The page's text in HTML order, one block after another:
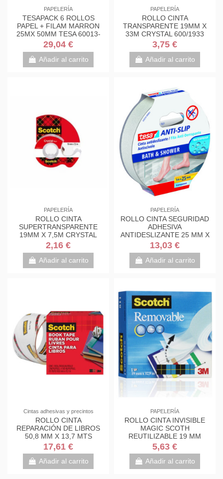
PAPELERÍA
TESAPACK 6 ROLLOS
PAPEL + FILAM MARRON
25MX 50MM TESA 60013-
00000-00
29,04 €
Añadir al carrito
PAPELERÍA
ROLLO CINTA
TRANSPARENTE 19MM X
33M CRYSTAL 600/1933
CAJA CARTÓN SCOTH
7100027387
3,75 €
Añadir al carrito
PAPELERÍA
ROLLO CINTA
SUPERTRANSPARENTE
19MM X 7,5M CRYSTAL
CON DISPENSADOR 6-
1975D SCOTH 7100086309
2,16 €
Añadir al carrito
PAPELERÍA
ROLLO CINTA SEGURIDAD
ADHESIVA
ANTIDESLIZANTE 25 MM X
5 METROS
TRANSPARENTE TESA...
13,03 €
Añadir al carrito
Cintas adhesivas y precintos
ROLLO CINTA
REPARACIÓN DE LIBROS
50,8 MM X 13,7 MTS
SCOTCH 7010408215
17,61 €
Añadir al carrito
PAPELERÍA
ROLLO CINTA INVISIBLE
MAGIC SCOTH
REUTILIZABLE 19 MM
X33M CAJA CARTÓN
811/1933 SCOTH...
5,63 €
Añadir al carrito